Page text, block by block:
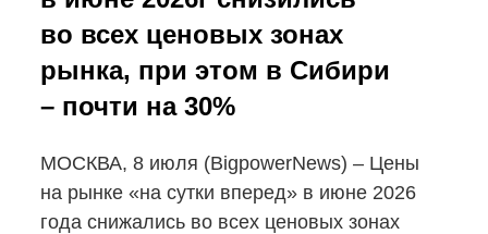
во всех ценовых зонах
рынка, при этом в Сибири
– почти на 30%
МОСКВА, 8 июля (BigpowerNews) – Цены
на рынке «на сутки вперед» в июне 2026
года снижались во всех ценовых зонах